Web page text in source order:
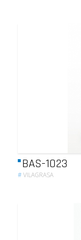
BAS-1023
#VILAGRASA